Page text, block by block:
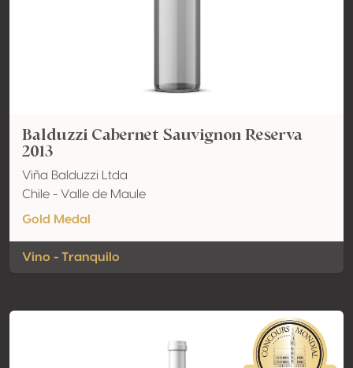
Balduzzi Cabernet Sauvignon Reserva
2013
Viña Balduzzi Ltda
Chile - Valle de Maule
Gold Medal
Vino - Tranquilo